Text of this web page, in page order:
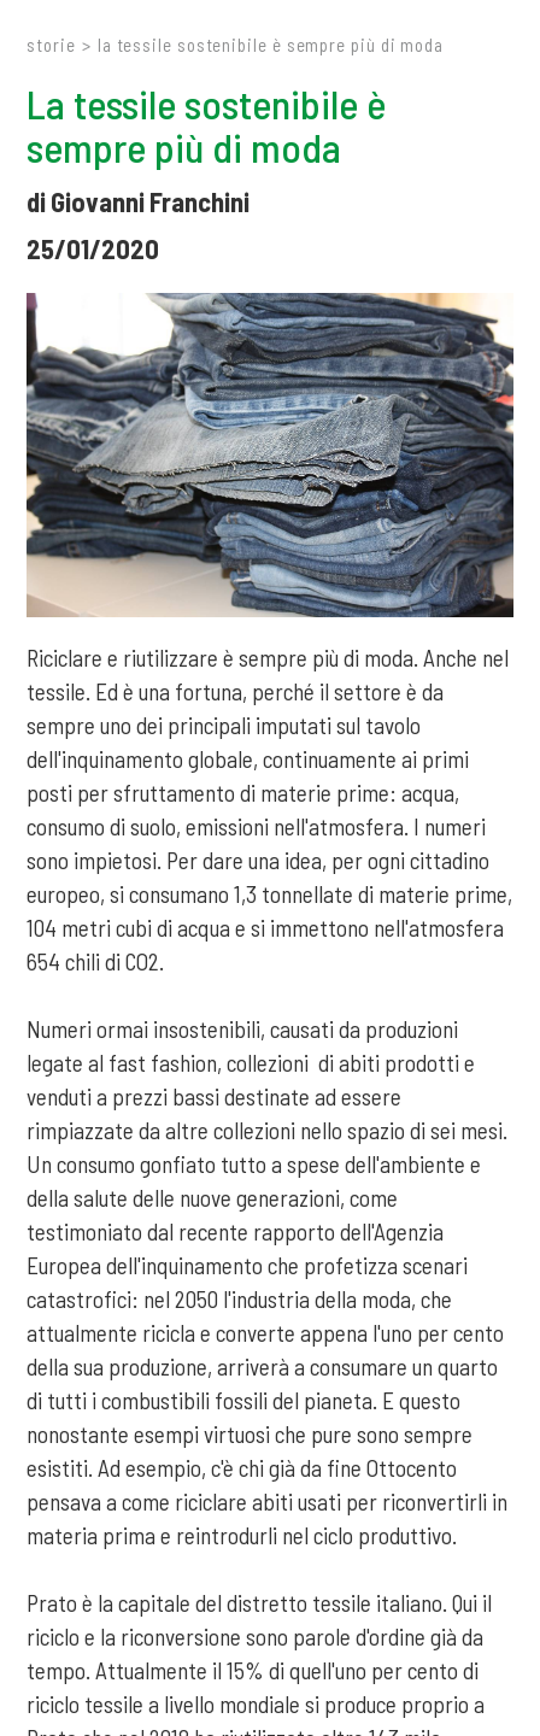
storie > la tessile sostenibile è sempre più di moda
La tessile sostenibile è
sempre più di moda
di Giovanni Franchini
25/01/2020
Riciclare e riutilizzare è sempre più di moda. Anche nel
tessile. Ed è una fortuna, perché il settore è da
sempre uno dei principali imputati sul tavolo
dell'inquinamento globale, continuamente ai primi
posti per sfruttamento di materie prime: acqua,
consumo di suolo, emissioni nell'atmosfera. I numeri
sono impietosi. Per dare una idea, per ogni cittadino
europeo, si consumano 1,3 tonnellate di materie prime,
104 metri cubi di acqua e si immettono nell'atmosfera
654 chili di CO2.
Numeri ormai insostenibili, causati da produzioni
legate al fast fashion, collezioni di abiti prodotti e
venduti a prezzi bassi destinate ad essere
rimpiazzate da altre collezioni nello spazio di sei mesi.
Un consumo gonfiato tutto a spese dell'ambiente e
della salute delle nuove generazioni, come
testimoniato dal recente rapporto dell'Agenzia
Europea dell'inquinamento che profetizza scenari
catastrofici: nel 2050 l'industria della moda, che
attualmente ricicla e converte appena l'uno per cento
della sua produzione, arriverà a consumare un quarto
di tutti i combustibili fossili del pianeta. E questo
nonostante esempi virtuosi che pure sono sempre
esistiti. Ad esempio, c'è chi già da fine Ottocento
pensava a come riciclare abiti usati per riconvertirli in
materia prima e reintrodurli nel ciclo produttivo.
Prato è la capitale del distretto tessile italiano. Qui il
riciclo e la riconversione sono parole d'ordine già da
tempo. Attualmente il 15% di quell'uno per cento di
riciclo tessile a livello mondiale si produce proprio a